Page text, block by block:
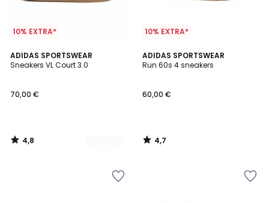
10% EXTRA*
ADIDAS SPORTSWEAR
Sneakers VL Court 3.0
€.
70,00 €
4,8
/ 5
2
Kleuren
4,8
/
10% EXTRA*
ADIDAS SPORTSWEAR
Run 60s 4 sneakers
60,00 €
4,7
/ 5
4,7
/